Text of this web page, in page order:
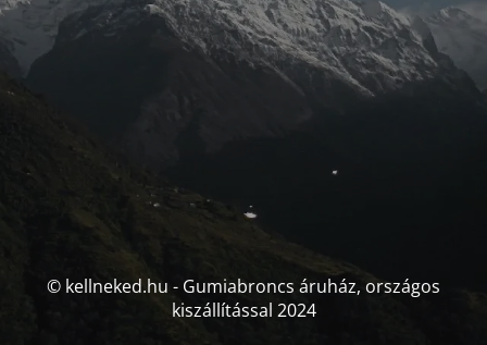
© kellneked.hu - Gumiabroncs áruház, országos
kiszállítással 2024